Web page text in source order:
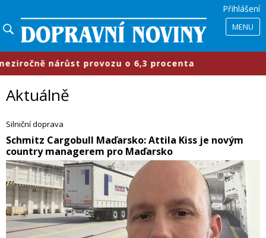
Přihlášení
MENU
o 6,3 procenta ​Průmyslové
Aktuálně
Silniční doprava
​Schmitz Cargobull Maďarsko: Attila Kiss je novým
country managerem pro Maďarsko